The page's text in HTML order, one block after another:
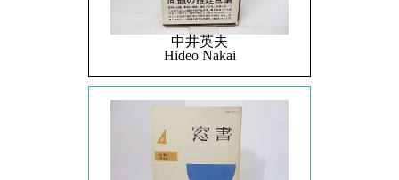
中井英夫
Hideo Nakai